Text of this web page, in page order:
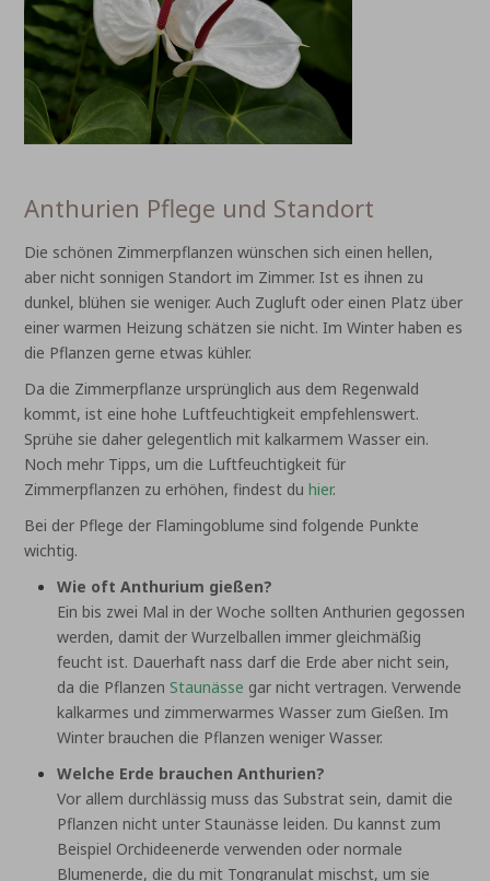
Anthurien Pflege und Standort
Die schönen Zimmerpflanzen wünschen sich einen hellen,
aber nicht sonnigen Standort im Zimmer. Ist es ihnen zu
dunkel, blühen sie weniger. Auch Zugluft oder einen Platz über
einer warmen Heizung schätzen sie nicht. Im Winter haben es
die Pflanzen gerne etwas kühler.
Da die Zimmerpflanze ursprünglich aus dem Regenwald
kommt, ist eine hohe Luftfeuchtigkeit empfehlenswert.
Sprühe sie daher gelegentlich mit kalkarmem Wasser ein.
Noch mehr Tipps, um die Luftfeuchtigkeit für
Zimmerpflanzen zu erhöhen, findest duhier.
Bei der Pflege der Flamingoblume sind folgende Punkte
wichtig.
Wie oft Anthurium gießen?
Ein bis zwei Mal in der Woche sollten Anthurien gegossen
werden, damit der Wurzelballen immer gleichmäßig
feucht ist. Dauerhaft nass darf die Erde aber nicht sein,
da die PflanzenStaunässe gar nicht vertragen. Verwende
kalkarmes und zimmerwarmes Wasser zum Gießen. Im
Winter brauchen die Pflanzen weniger Wasser.
Welche Erde brauchen Anthurien?
Vor allem durchlässig muss das Substrat sein, damit die
Pflanzen nicht unter Staunässe leiden. Du kannst zum
Beispiel Orchideenerde verwenden oder normale
Blumenerde, die du mit Tongranulat mischst, um sie